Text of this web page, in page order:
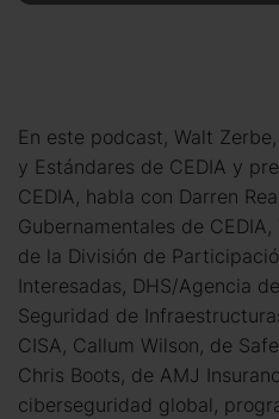
En este podcast, Walt
y Estándares de CEDIA y
CEDIA, habla con Darren
Gubernamentales de
de la División de
Interesadas, DHS/Agencia
Seguridad de
CISA, Callum Wilson, de
Chris Boots, de AMJ
ciberseguridad global,